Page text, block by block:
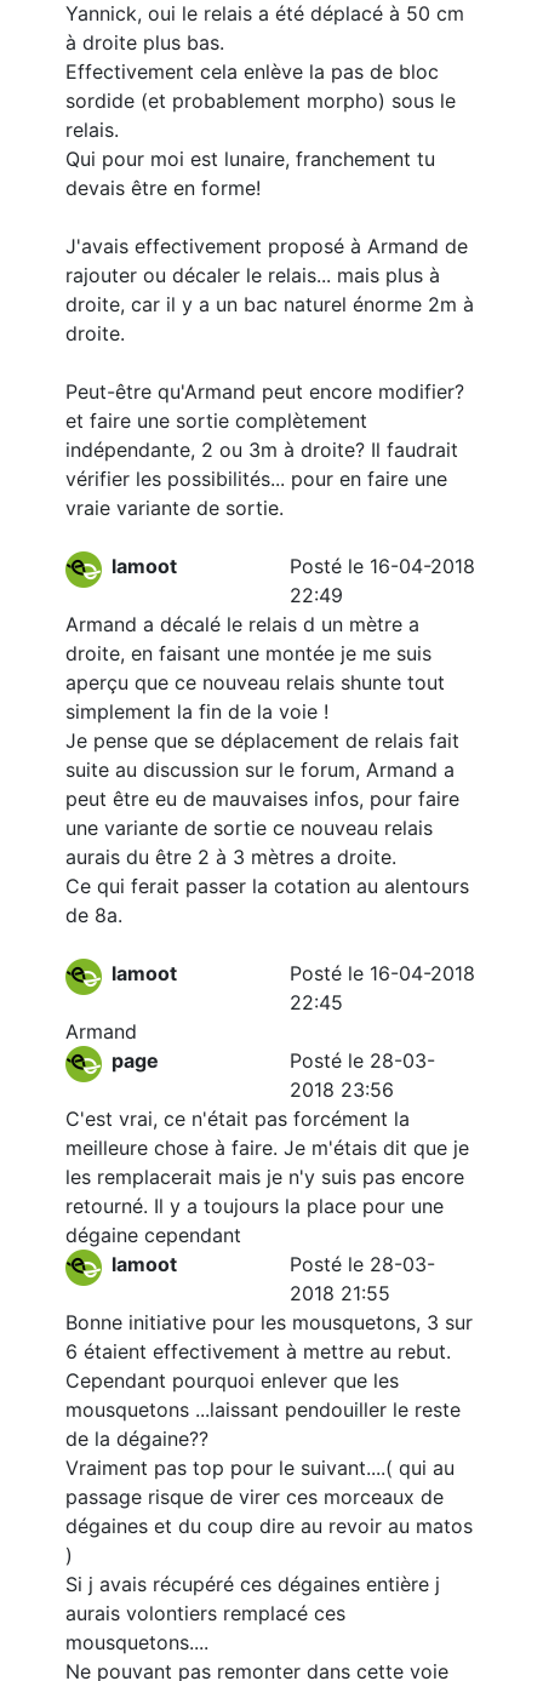
Yannick, oui le relais a été déplacé à 50 cm
à droite plus bas.
Effectivement cela enlève la pas de bloc
sordide (et probablement morpho) sous le
relais.
Qui pour moi est lunaire, franchement tu
devais être en forme!
J'avais effectivement proposé à Armand de
rajouter ou décaler le relais... mais plus à
droite, car il y a un bac naturel énorme 2m à
droite.
Peut-être qu'Armand peut encore modifier?
et faire une sortie complètement
indépendante, 2 ou 3m à droite? Il faudrait
vérifier les possibilités... pour en faire une
vraie variante de sortie.
lamoot
Posté le 16-04-2018
22:49
Armand a décalé le relais d un mètre a
droite, en faisant une montée je me suis
aperçu que ce nouveau relais shunte tout
simplement la fin de la voie !
Je pense que se déplacement de relais fait
suite au discussion sur le forum, Armand a
peut être eu de mauvaises infos, pour faire
une variante de sortie ce nouveau relais
aurais du être 2 à 3 mètres a droite.
Ce qui ferait passer la cotation au alentours
de 8a.
lamoot
Posté le 16-04-2018
22:45
Armand
page
Posté le 28-03-
2018 23:56
C'est vrai, ce n'était pas forcément la
meilleure chose à faire. Je m'étais dit que je
les remplacerait mais je n'y suis pas encore
retourné. Il y a toujours la place pour une
dégaine cependant
lamoot
Posté le 28-03-
2018 21:55
Bonne initiative pour les mousquetons, 3 sur
6 étaient effectivement à mettre au rebut.
Cependant pourquoi enlever que les
mousquetons ...laissant pendouiller le reste
de la dégaine??
Vraiment pas top pour le suivant....( qui au
passage risque de virer ces morceaux de
dégaines et du coup dire au revoir au matos
)
Si j avais récupéré ces dégaines entière j
aurais volontiers remplacé ces
mousquetons....
Ne pouvant pas remonter dans cette voie